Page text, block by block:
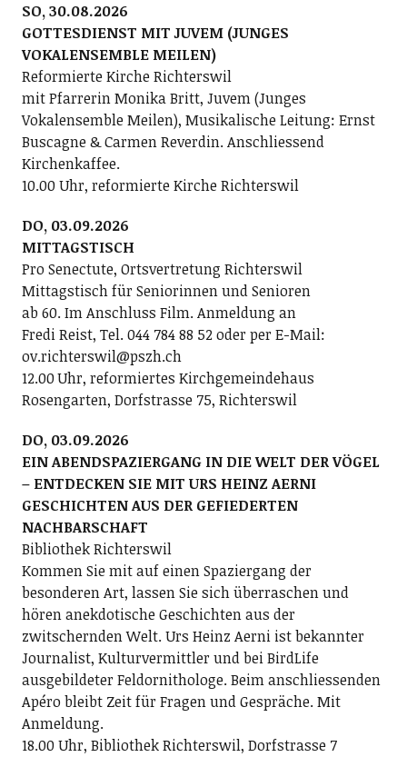
SO, 30.08.2026
GOTTESDIENST MIT JUVEM (JUNGES
VOKALENSEMBLE MEILEN)
Reformierte Kirche Richterswil
mit Pfarrerin Monika Britt, Juvem (Junges
Vokalensemble Meilen), Musikalische Leitung: Ernst
Buscagne & Carmen Reverdin. Anschliessend
Kirchenkaffee.
10.00 Uhr, reformierte Kirche Richterswil
DO, 03.09.2026
MITTAGSTISCH
Pro Senectute, Ortsvertretung Richterswil
Mittagstisch für Seniorinnen und Senioren
ab 60. Im Anschluss Film. Anmeldung an
Fredi Reist, Tel. 044 784 88 52 oder per E-Mail:
ov.richterswil@pszh.ch
12.00 Uhr, reformiertes Kirchgemeindehaus
Rosengarten, Dorfstrasse 75, Richterswil
DO, 03.09.2026
EIN ABENDSPAZIERGANG IN DIE WELT DER VÖGEL
– ENTDECKEN SIE MIT URS HEINZ AERNI
GESCHICHTEN AUS DER GEFIEDERTEN
NACHBARSCHAFT
Bibliothek Richterswil
Kommen Sie mit auf einen Spaziergang der
besonderen Art, lassen Sie sich überraschen und
hören anekdotische Geschichten aus der
zwitschernden Welt. Urs Heinz Aerni ist bekannter
Journalist, Kulturvermittler und bei BirdLife
ausgebildeter Feldornithologe. Beim anschliessenden
Apéro bleibt Zeit für Fragen und Gespräche. Mit
Anmeldung.
18.00 Uhr, Bibliothek Richterswil, Dorfstrasse 7